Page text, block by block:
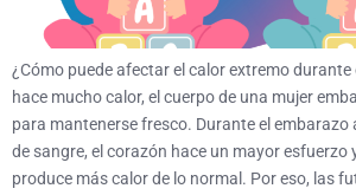
¿Cómo puede afectar el calor extremo
hace mucho calor, el cuerpo de una mujer
para mantenerse fresco. Durante el embarazo
de sangre, el corazón hace un mayor esfuerzo
produce más calor de lo normal. Por eso, las